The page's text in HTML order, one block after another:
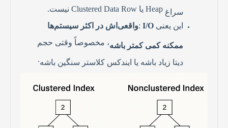
سراغ Heap یا Clustered Data Row نیست.
این یعنی
: I/O واقعی‌اش در اکثر سیستم‌ها
ممکنه کمی کمتر باشه، مخصوصاً وقتی حجم
دیتا زیاد باشه یا ایندکس کلاستر سنگین باشه.